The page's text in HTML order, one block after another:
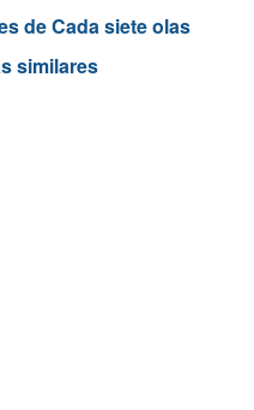
de Cada siete olas
similares